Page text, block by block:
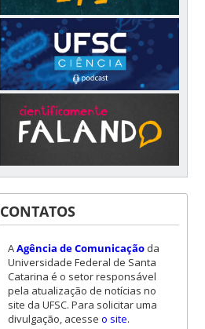
CONTATOS
AAgência de Comunicaçãoda
Universidade Federal de Santa
Catarina é o setor responsável
pela atualização de notícias no
site da UFSC. Para solicitar uma
divulgação, acesse o site.